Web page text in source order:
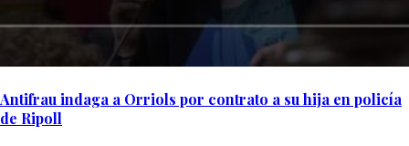
Antifrau indaga a Orriols por contrato a su hija en policía
de Ripoll